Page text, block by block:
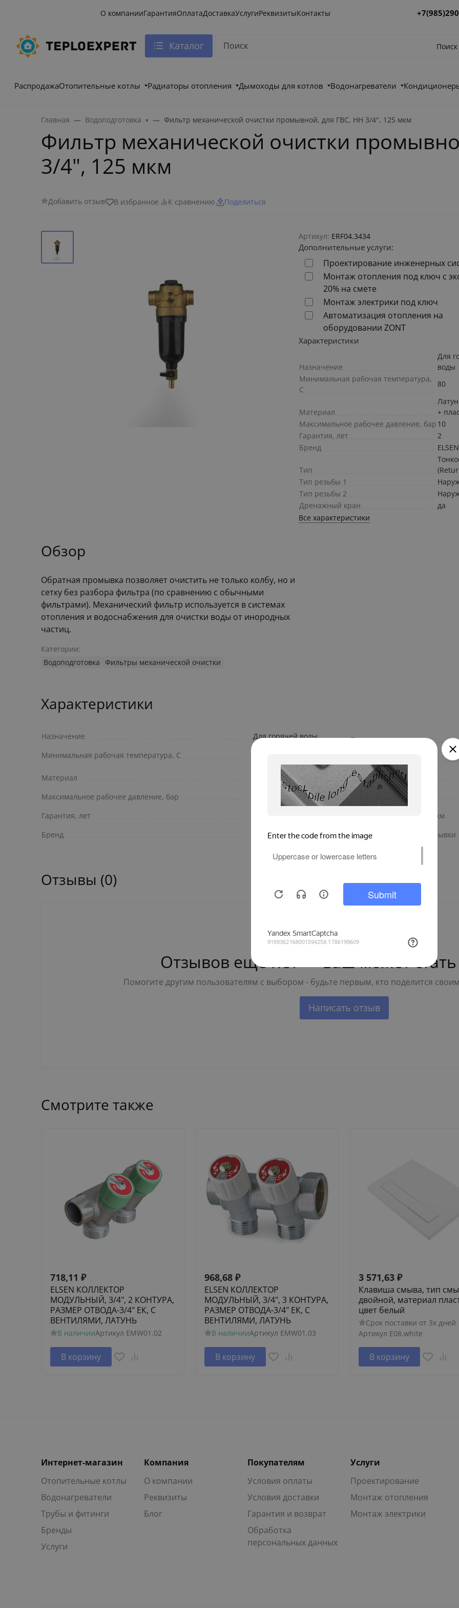
О компанииГарантияОплатаДоставкаУслугиРеквизитыКонтакты
Каталог
РаспродажаОтопительные котлы Радиаторы отопления Дымоходы для котлов Водонагреватели
Главная Водоподготовка Фильтр механической очистки промывной, для ГВС, НН 3/4", 125 мкм
Фильтр механической очистки
3/4", 125 мкм
Добавить отзыв В избранное К сравнению Поделиться
Артикул: ERF04.3434
Дополнительные услуги:
Проектирование инженерных
Монтаж отопления под ключ с
20% на смете
Монтаж электрики под ключ
Автоматизация отопления на
оборудовании ZONT
Характеристики
Назначение
Для
воды
Минимальная рабочая температура,
С
80
Материал
+
Максимальное рабочее давление, бар 10
Гарантия, лет
2
Бренд
ELSEN
Тип
Тип резьбы 1
Тип резьбы 2
Дренажный кран
да
Все характеристики
Обзор
Обратная промывка позволяет очистить не только колбу, но и
сетку без разбора фильтра (по сравнению с обычными
фильтрами). Механический фильтр используется в системах
отопления и водоснабжения для очистки воды от инородных
частиц.
Категории:
Водоподготовка Фильтры механической очистки
Характеристики
Назначение
Для горячей воды
Минимальная рабочая температура, С
Материал
Латунь CW617N +
пластик
Максимальное рабочее давление, бар
Гарантия, лет
Бренд
ELSEN
Тип
Тип резьбы 2
Дренажный кран
Степень фильтрации, мкм
Функция обратной промывки
Отзывы (0)
Отзывов ещё нет — ваш может
Помогите другим пользователям с выбором - будьте первым, кто поделится
Написать отзыв
Смотрите также
718,11 ₽
ELSEN КОЛЛЕКТОР
МОДУЛЬНЫЙ, 3/4", 2 КОНТУРА,
РАЗМЕР ОТВОДА-3/4" ЕК, С
ВЕНТИЛЯМИ, ЛАТУНЬ
В наличииАртикул EMW01.02
В корзину
968,68 ₽
ELSEN КОЛЛЕКТОР
МОДУЛЬНЫЙ, 3/4", 3 КОНТУРА,
РАЗМЕР ОТВОДА-3/4" ЕК, С
ВЕНТИЛЯМИ, ЛАТУНЬ
В наличииАртикул EMW01.03
В корзину
3 571,63 ₽
Клавиша смыва, тип
двойной, материал
цвет белый
Срок поставки от 3х дней
Артикул E08.white
В корзину
Интернет-магазин
Отопительные котлы
Водонагреватели
Трубы и фитинги
Бренды
Услуги
Компания
О компании
Реквизиты
Блог
Покупателям
Условия оплаты
Условия доставки
Гарантия и возврат
Обработка
персональных данных
Услуги
Проектирование
Монтаж отопления
Монтаж электрики